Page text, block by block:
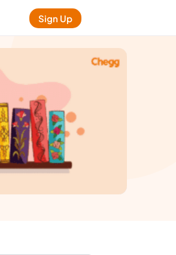
Sign Up